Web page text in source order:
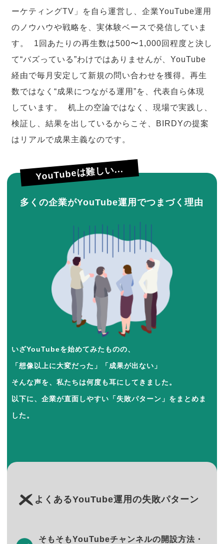
ーケティングTV」を自ら運営し、企業YouTube運用
のノウハウや戦略を、実体験ベースで発信していま
す。 1回あたりの再生数は500〜1,000回程度と決し
て“バズっている”わけではありませんが、YouTube
経由で毎月安定して新規の問い合わせを獲得。再生
数ではなく“成果につながる運用”を、代表自ら体現
しています。 机上の空論ではなく、現場で実践し、
検証し、結果を出しているからこそ、BIRDYの提案
はリアルで成果主義なのです。
YouTubeは難しい...
多くの企業がYouTube運用でつまづく理由
いざYouTubeを始めてみたものの、
「想像以上に大変だった」「成果が出ない」
そんな声を、私たちは何度も耳にしてきました。
以下に、企業が直面しやすい「失敗パターン」をまとめま
した。
よくあるYouTube運用の失敗パターン
そもそもYouTubeチャンネルの開設方法・